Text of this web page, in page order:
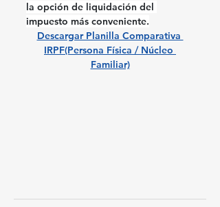
la opción de liquidación del
impuesto más conveniente.
Descargar Planilla Comparativa
IRPF(Persona Física / Núcleo
Familiar)